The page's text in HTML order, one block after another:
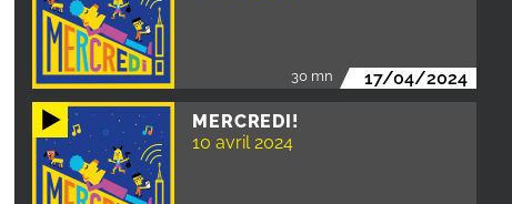
30 mn 17/04/2024
MERCREDI!
10 avril 2024